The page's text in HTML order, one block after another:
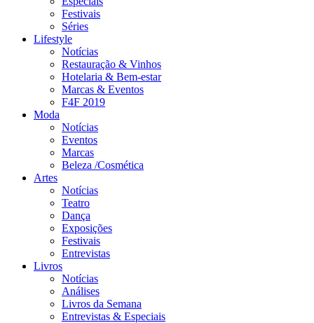
Festivais
Séries
Lifestyle
Notícias
Restauração & Vinhos
Hotelaria & Bem-estar
Marcas & Eventos
F4F 2019
Moda
Notícias
Eventos
Marcas
Beleza /Cosmética
Artes
Notícias
Teatro
Dança
Exposições
Festivais
Entrevistas
Livros
Notícias
Análises
Livros da Semana
Entrevistas & Especiais